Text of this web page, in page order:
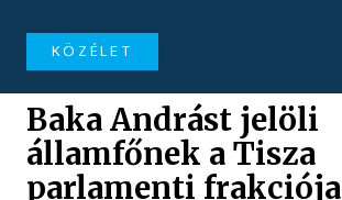
KÖZÉLET
Baka Andrást jelöli
államfőnek a Tisza
parlamenti frakciója